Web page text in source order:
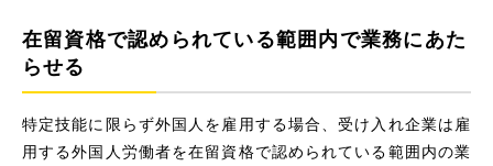
在留資格で認められている範囲内で業務にあた
らせる
特定技能に限らず外国人を雇用する場合、受け入れ企業は雇
用する外国人労働者を在留資格で認められている範囲内の業